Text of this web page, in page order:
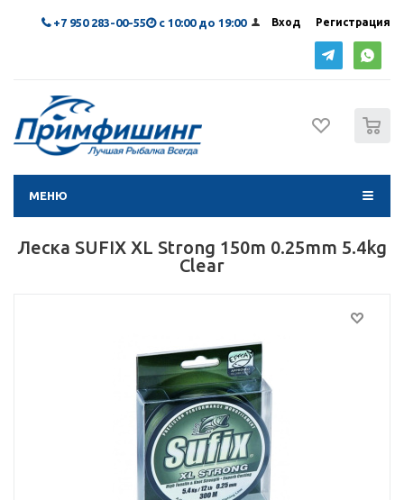
Вход Регистрация
+7 950 283-00-55 с 10:00 до 19:00
МЕНЮ
Леска SUFIX XL Strong 150m 0.25mm 5.4kg
Clear